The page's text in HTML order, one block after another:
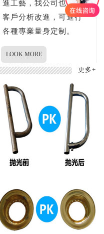
進工藝，我公司也可為
客戶分析改進，可進行
各種專業量身定制。
LOOK MORE
更多+